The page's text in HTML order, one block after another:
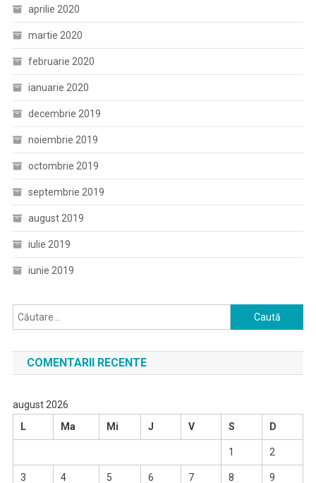
aprilie 2020
martie 2020
februarie 2020
ianuarie 2020
decembrie 2019
noiembrie 2019
octombrie 2019
septembrie 2019
august 2019
iulie 2019
iunie 2019
Caută
după:
COMENTARII RECENTE
august 2026
L
Ma Mi J V S D
1 2
3 4 5 6 7 8 9